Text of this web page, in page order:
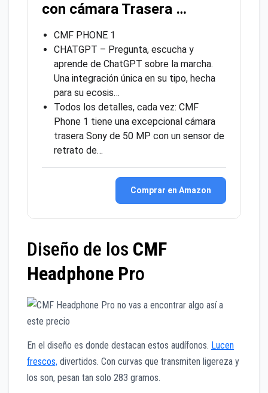
con cámara Trasera …
CMF PHONE 1
CHATGPT – Pregunta, escucha y
aprende de ChatGPT sobre la marcha.
Una integración única en su tipo, hecha
para su ecosis…
Todos los detalles, cada vez: CMF
Phone 1 tiene una excepcional cámara
trasera Sony de 50 MP con un sensor de
retrato de…
Comprar en Amazon
Diseño de los CMF
Headphone Pro
En el diseño es donde destacan estos audífonos. Lucen
frescos, divertidos. Con curvas que transmiten ligereza y
los son, pesan tan solo 283 gramos.